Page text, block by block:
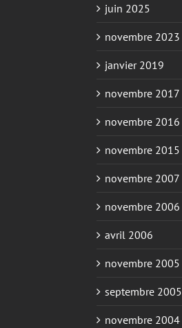
juin 2025
novembre 2023
janvier 2019
novembre 2017
novembre 2016
novembre 2015
novembre 2007
novembre 2006
avril 2006
novembre 2005
septembre 2005
novembre 2004